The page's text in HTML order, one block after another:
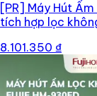
[PR] Máy Hút
tích hợp lọc
8.101.350 ₫